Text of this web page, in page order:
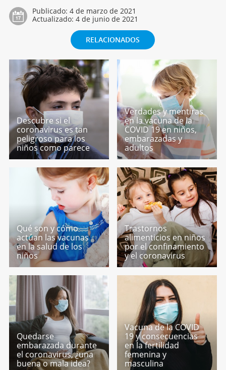
Publicado: 4 de marzo de 2021
Actualizado: 4 de junio de 2021
RELACIONADOS
Descubre si el
coronavirus es tan
peligroso para los
niños como parece
Verdades y mentiras
en la vacuna de la
COVID 19 en niños,
embarazadas y
adultos
Qué son y cómo
actúan las vacunas
en la salud de los
niños
Trastornos
alimenticios en niños
por el confinamiento
y el coronavirus
Quedarse
embarazada durante
el coronavirus, ¿una
buena o mala idea?
Vacuna de la COVID
19 y consecuencias
en la fertilidad
femenina y
masculina